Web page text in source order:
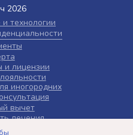
2026
вычет
и лицензии
технологии
иногородних
лечения